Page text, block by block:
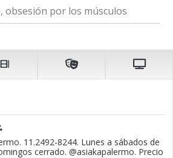
obsesión por los músculos
11.2492-8244. Lunes a sábados de
cerrado. @asiakapalermo. Precio